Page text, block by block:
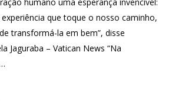
que toque o nosso caminho,
transformá-la em bem”, disse
Jaguraba – Vatican News “Na